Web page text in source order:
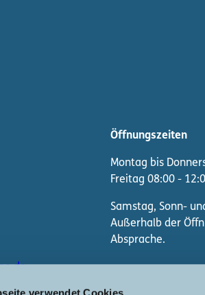
verwendet Cookies
Öffnungszeiten
Montag bis
Freitag 08:00 -
Samstag, Sonn-
Außerhalb der
Absprache.